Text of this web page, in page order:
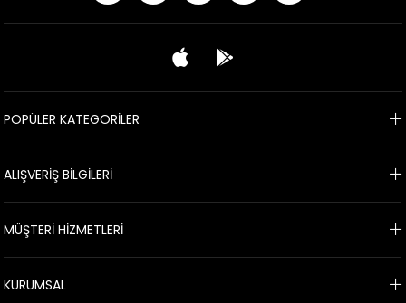
POPÜLER KATEGORİLER
ALIŞVERİŞ BİLGİLERİ
MÜŞTERİ HİZMETLERİ
KURUMSAL